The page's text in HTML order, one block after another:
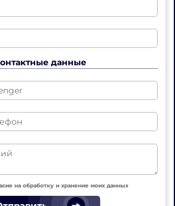
данные
на обработку и хранение моих данных